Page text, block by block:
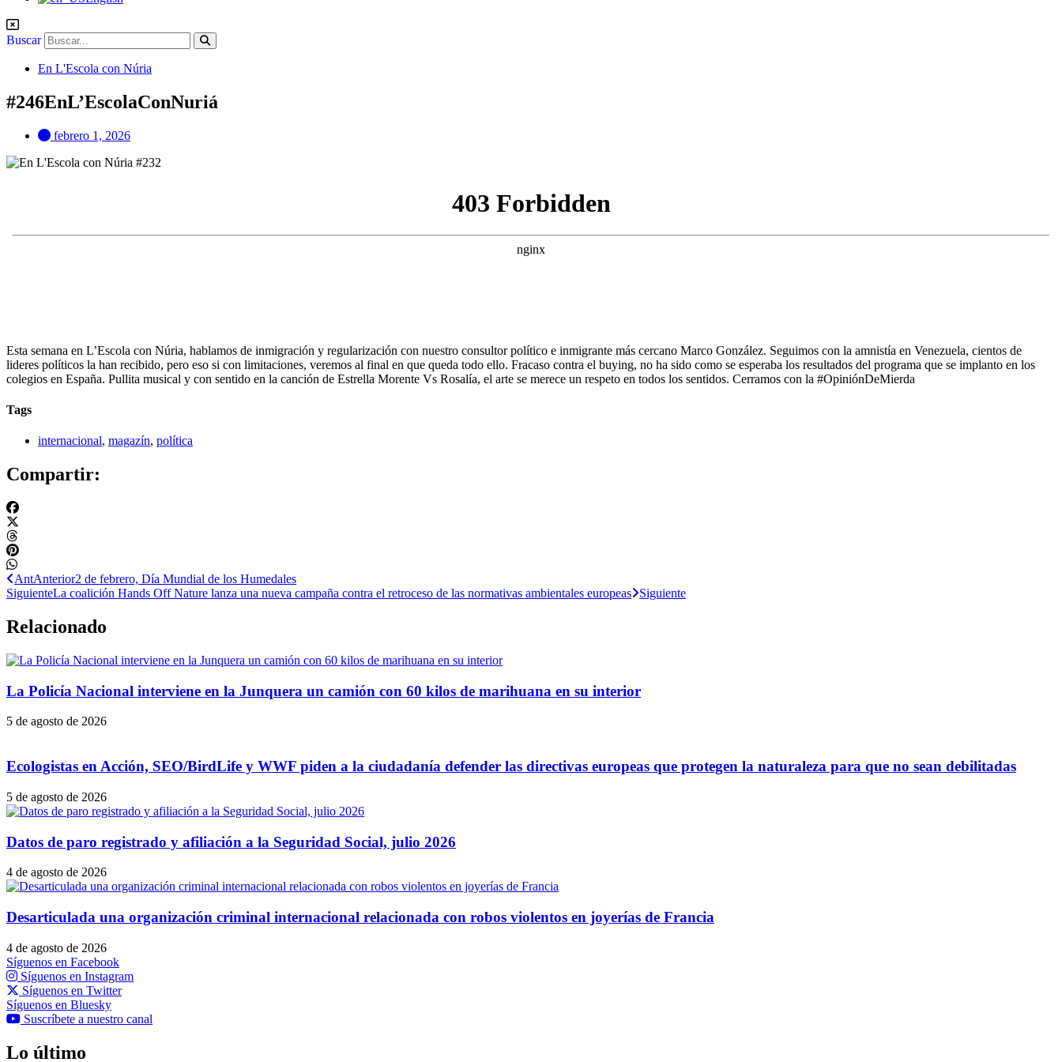
Buscar
En L'Escola con Núria
#246EnL’EscolaConNuriá
febrero 1, 2026
Esta semana en L’Escola con Núria, hablamos de inmigración y regularización con nuestro consultor político e inmigrante más cercano Marco González. Seguimos con la amnistía en Venezuela, cientos de
lideres políticos la han recibido, pero eso si con limitaciones, veremos al final en que queda todo ello. Fracaso contra el buying, no ha sido como se esperaba los resultados del programa que se implanto en los
colegios en España. Pullita musical y con sentido en la canción de Estrella Morente Vs Rosalía, el arte se merece un respeto en todos los sentidos. Cerramos con la #OpiniónDeMierda
Tags
internacional, magazín, política
Compartir:
AntAnterior2 de febrero, Día Mundial de los Humedales
SiguienteLa coalición Hands Off Nature lanza una nueva campaña contra el retroceso de las normativas ambientales europeas Siguiente
Relacionado
La Policía Nacional interviene en la Junquera un camión con 60 kilos de marihuana en su interior
5 de agosto de 2026
Ecologistas en Acción, SEO/BirdLife y WWF piden a la ciudadanía defender las directivas europeas que protegen la naturaleza para que no sean debilitadas
5 de agosto de 2026
Datos de paro registrado y afiliación a la Seguridad Social, julio 2026
4 de agosto de 2026
Desarticulada una organización criminal internacional relacionada con robos violentos en joyerías de Francia
4 de agosto de 2026
Síguenos en Facebook
Síguenos en Instagram
Síguenos en Twitter
Síguenos en Bluesky
Suscríbete a nuestro canal
Lo último